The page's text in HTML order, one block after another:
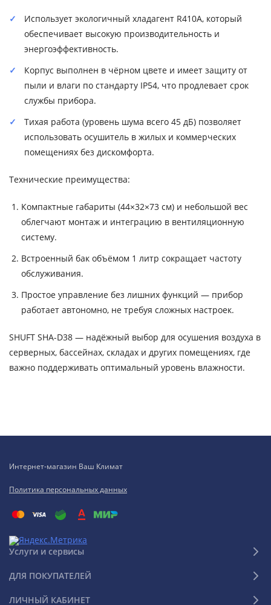
Использует экологичный хладагент R410A, который
обеспечивает высокую производительность и
энергоэффективность.
Корпус выполнен в чёрном цвете и имеет защиту от
пыли и влаги по стандарту IP54, что продлевает срок
службы прибора.
Тихая работа (уровень шума всего 45 дБ) позволяет
использовать осушитель в жилых и коммерческих
помещениях без дискомфорта.
Технические преимущества:
Компактные габариты (44×32×73 см) и небольшой вес
облегчают монтаж и интеграцию в вентиляционную
систему.
Встроенный бак объёмом 1 литр сокращает частоту
обслуживания.
Простое управление без лишних функций — прибор
работает автономно, не требуя сложных настроек.
SHUFT SHA-D38 — надёжный выбор для осушения воздуха в
серверных, бассейнах, складах и других помещениях, где
важно поддерживать оптимальный уровень влажности.
Интернет-магазин Ваш Климат
Политика персональных данных
Услуги и сервисы
ДЛЯ ПОКУПАТЕЛЕЙ
ЛИЧНЫЙ КАБИНЕТ